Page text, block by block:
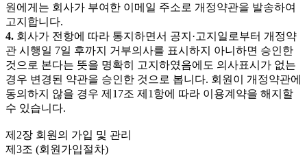
원에게는 회사가 부여한 이메일 주소로 개정약관을 발송하여
고지합니다.
4. 회사가 전항에 따라 통지하면서 공지·고지일로부터 개정약
관 시행일 7일 후까지 거부의사를 표시하지 아니하면 승인한
것으로 본다는 뜻을 명확히 고지하였음에도 의사표시가 없는
경우 변경된 약관을 승인한 것으로 봅니다. 회원이 개정약관에
동의하지 않을 경우 제17조 제1항에 따라 이용계약을 해지할
수 있습니다.
제2장 회원의 가입 및 관리
제3조 (회원가입절차)